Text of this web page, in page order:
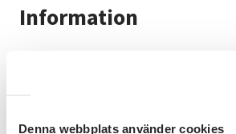
Denna webbplats använder cookies
Information
Vi guidar dig runt, berättar